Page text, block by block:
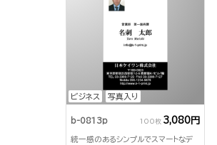
ビジネス 写真入り
b-0813p 100枚 3,080円
統一感のあるシンプルでスマートなデ